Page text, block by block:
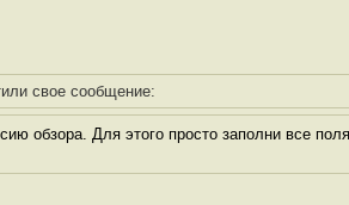
свое сообщение:
обзора. Для этого просто заполни все поля